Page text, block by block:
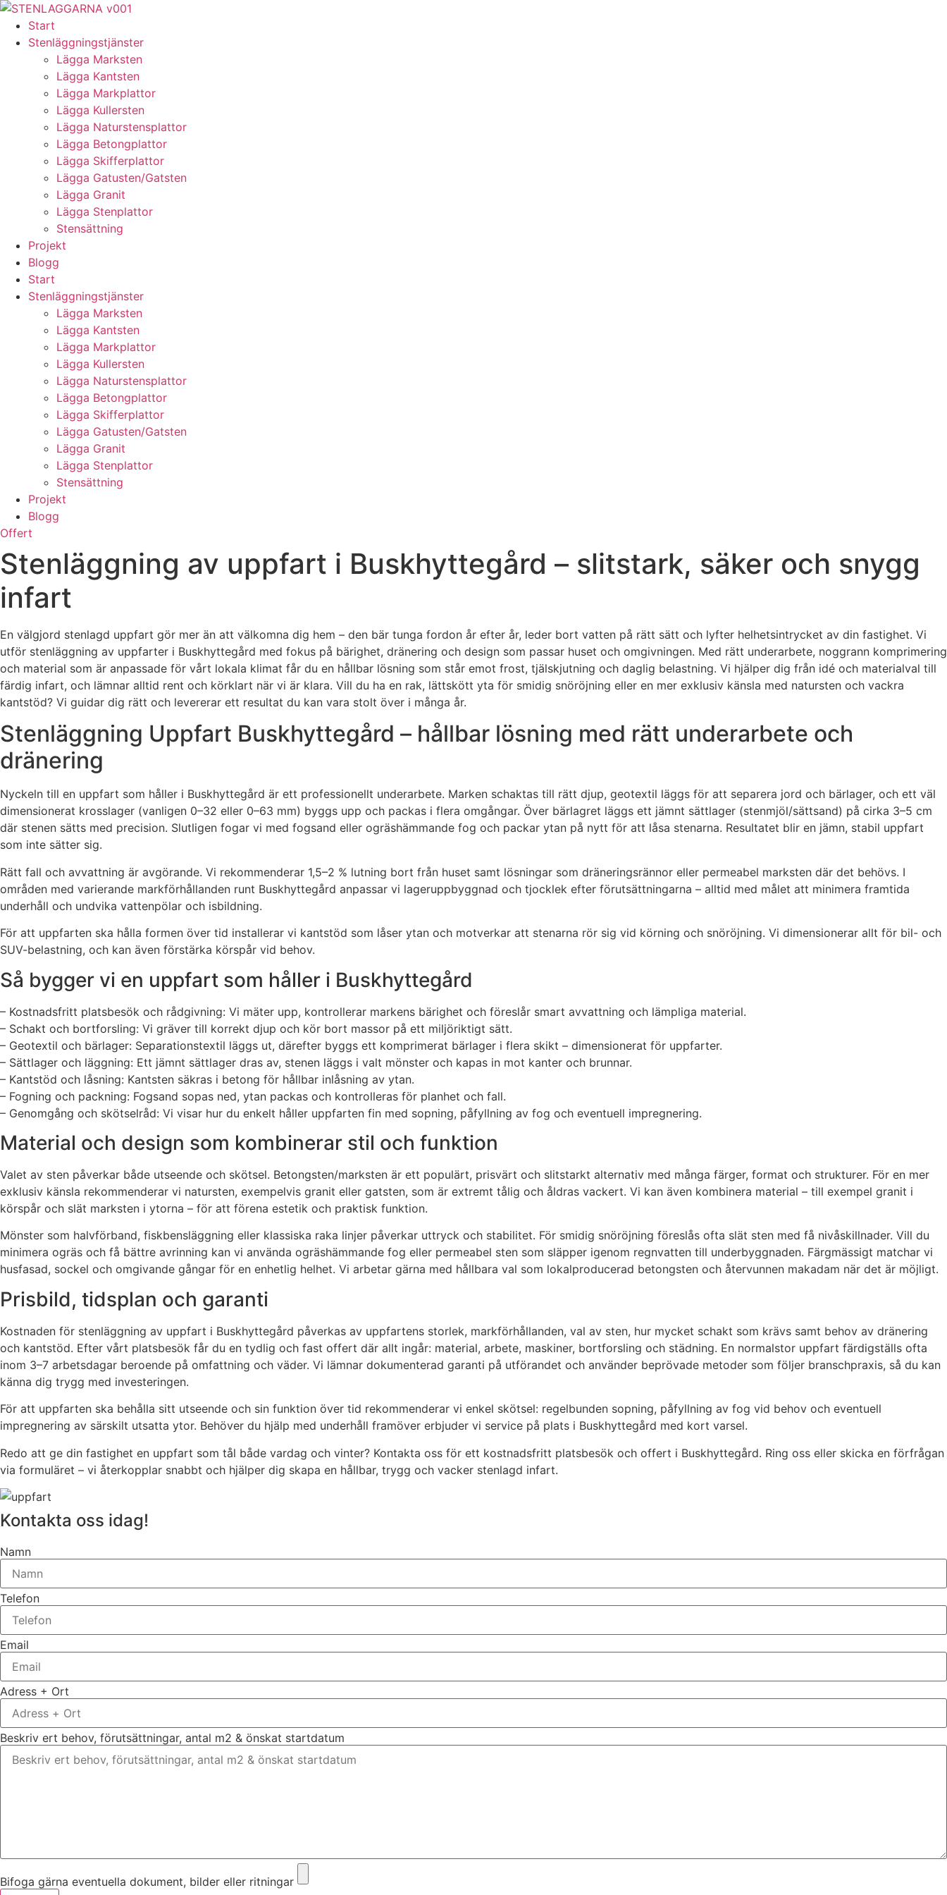
Skip
content
Start
Stenläggningstjänster
Lägga Marksten
Lägga Kantsten
Lägga Markplattor
Lägga Kullersten
Lägga Naturstensplattor
Lägga Betongplattor
Lägga Skifferplattor
Lägga Gatusten/Gatsten
Lägga Granit
Lägga Stenplattor
Stensättning
Projekt
Blogg
Start
Stenläggningstjänster
Lägga Marksten
Lägga Kantsten
Lägga Markplattor
Lägga Kullersten
Lägga Naturstensplattor
Lägga Betongplattor
Lägga Skifferplattor
Lägga Gatusten/Gatsten
Lägga Granit
Lägga Stenplattor
Stensättning
Projekt
Blogg
Offert
Stenläggning av uppfart i Buskhyttegård – slitstark, säker och snygg
infart
En välgjord stenlagd uppfart gör mer än att välkomna dig hem – den bär tunga fordon år efter år, leder bort vatten på rätt sätt och lyfter helhetsintrycket av din fastighet. Vi
utför stenläggning av uppfarter i Buskhyttegård med fokus på bärighet, dränering och design som passar huset och omgivningen. Med rätt underarbete, noggrann komprimering
och material som är anpassade för vårt lokala klimat får du en hållbar lösning som står emot frost, tjälskjutning och daglig belastning. Vi hjälper dig från idé och materialval till
färdig infart, och lämnar alltid rent och körklart när vi är klara. Vill du ha en rak, lättskött yta för smidig snöröjning eller en mer exklusiv känsla med natursten och vackra
kantstöd? Vi guidar dig rätt och levererar ett resultat du kan vara stolt över i många år.
Stenläggning Uppfart Buskhyttegård – hållbar lösning med rätt underarbete och
dränering
Nyckeln till en uppfart som håller i Buskhyttegård är ett professionellt underarbete. Marken schaktas till rätt djup, geotextil läggs för att separera jord och bärlager, och ett väl
dimensionerat krosslager (vanligen 0–32 eller 0–63 mm) byggs upp och packas i flera omgångar. Över bärlagret läggs ett jämnt sättlager (stenmjöl/sättsand) på cirka 3–5 cm
där stenen sätts med precision. Slutligen fogar vi med fogsand eller ogräshämmande fog och packar ytan på nytt för att låsa stenarna. Resultatet blir en jämn, stabil uppfart
som inte sätter sig.
Rätt fall och avvattning är avgörande. Vi rekommenderar 1,5–2 % lutning bort från huset samt lösningar som dräneringsrännor eller permeabel marksten där det behövs. I
områden med varierande markförhållanden runt Buskhyttegård anpassar vi lageruppbyggnad och tjocklek efter förutsättningarna – alltid med målet att minimera framtida
underhåll och undvika vattenpölar och isbildning.
För att uppfarten ska hålla formen över tid installerar vi kantstöd som låser ytan och motverkar att stenarna rör sig vid körning och snöröjning. Vi dimensionerar allt för bil- och
SUV-belastning, och kan även förstärka körspår vid behov.
Så bygger vi en uppfart som håller i Buskhyttegård
– Kostnadsfritt platsbesök och rådgivning: Vi mäter upp, kontrollerar markens bärighet och föreslår smart avvattning och lämpliga material.
– Schakt och bortforsling: Vi gräver till korrekt djup och kör bort massor på ett miljöriktigt sätt.
– Geotextil och bärlager: Separationstextil läggs ut, därefter byggs ett komprimerat bärlager i flera skikt – dimensionerat för uppfarter.
– Sättlager och läggning: Ett jämnt sättlager dras av, stenen läggs i valt mönster och kapas in mot kanter och brunnar.
– Kantstöd och låsning: Kantsten säkras i betong för hållbar inlåsning av ytan.
– Fogning och packning: Fogsand sopas ned, ytan packas och kontrolleras för planhet och fall.
– Genomgång och skötselråd: Vi visar hur du enkelt håller uppfarten fin med sopning, påfyllning av fog och eventuell impregnering.
Material och design som kombinerar stil och funktion
Valet av sten påverkar både utseende och skötsel. Betongsten/marksten är ett populärt, prisvärt och slitstarkt alternativ med många färger, format och strukturer. För en mer
exklusiv känsla rekommenderar vi natursten, exempelvis granit eller gatsten, som är extremt tålig och åldras vackert. Vi kan även kombinera material – till exempel granit i
körspår och slät marksten i ytorna – för att förena estetik och praktisk funktion.
Mönster som halvförband, fiskbensläggning eller klassiska raka linjer påverkar uttryck och stabilitet. För smidig snöröjning föreslås ofta slät sten med få nivåskillnader. Vill du
minimera ogräs och få bättre avrinning kan vi använda ogräshämmande fog eller permeabel sten som släpper igenom regnvatten till underbyggnaden. Färgmässigt matchar vi
husfasad, sockel och omgivande gångar för en enhetlig helhet. Vi arbetar gärna med hållbara val som lokalproducerad betongsten och återvunnen makadam när det är möjligt.
Prisbild, tidsplan och garanti
Kostnaden för stenläggning av uppfart i Buskhyttegård påverkas av uppfartens storlek, markförhållanden, val av sten, hur mycket schakt som krävs samt behov av dränering
och kantstöd. Efter vårt platsbesök får du en tydlig och fast offert där allt ingår: material, arbete, maskiner, bortforsling och städning. En normalstor uppfart färdigställs ofta
inom 3–7 arbetsdagar beroende på omfattning och väder. Vi lämnar dokumenterad garanti på utförandet och använder beprövade metoder som följer branschpraxis, så du kan
känna dig trygg med investeringen.
För att uppfarten ska behålla sitt utseende och sin funktion över tid rekommenderar vi enkel skötsel: regelbunden sopning, påfyllning av fog vid behov och eventuell
impregnering av särskilt utsatta ytor. Behöver du hjälp med underhåll framöver erbjuder vi service på plats i Buskhyttegård med kort varsel.
Redo att ge din fastighet en uppfart som tål både vardag och vinter? Kontakta oss för ett kostnadsfritt platsbesök och offert i Buskhyttegård. Ring oss eller skicka en förfrågan
via formuläret – vi återkopplar snabbt och hjälper dig skapa en hållbar, trygg och vacker stenlagd infart.
Kontakta oss idag!
Namn
Telefon
Email
Adress + Ort
Beskriv ert behov, förutsättningar, antal m2 & önskat startdatum
Bifoga gärna eventuella dokument, bilder eller ritningar